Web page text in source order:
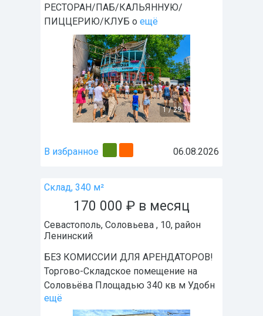
РЕСТОРАН/ПАБ/КАЛЬЯННУЮ/
ПИЦЦЕРИЮ/КЛУБ о ещё
1/29
В избранное 06.08.2026
Склад, 340 м²
170 000 ₽ в месяц
Севастополь, Соловьева , 10, район
Ленинский
БЕЗ КОМИССИИ ДЛЯ АРЕНДАТОРОВ!
Торгово-Складское помещение на
Соловьёва Площадью 340 кв м Удoбн
ещё